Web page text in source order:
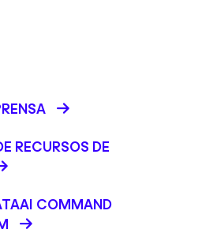
RECURSOS DE
COMMAND